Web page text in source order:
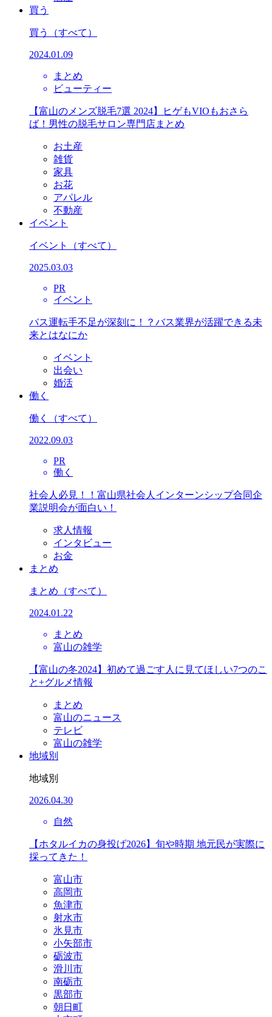
買う
買う （すべて）
2024.01.09
まとめ
ビューティー
【富山のメンズ脱毛7選 2024】ヒゲもVIOもおさら
ば！男性の脱毛サロン専門店まとめ
お土産
雑貨
家具
お花
アパレル
不動産
イベント
イベント （すべて）
2025.03.03
PR
イベント
バス運転手不足が深刻に！？バス業界が活躍できる未
来とはなにか
イベント
出会い
婚活
働く
働く （すべて）
2022.09.03
PR
働く
社会人必見！！富山県社会人インターンシップ合同企
業説明会が面白い！
求人情報
インタビュー
お金
まとめ
まとめ （すべて）
2024.01.22
まとめ
富山の雑学
【富山の冬2024】初めて過ごす人に見てほしい7つのこ
と+グルメ情報
まとめ
富山のニュース
テレビ
富山の雑学
地域別
地域別
2026.04.30
自然
【ホタルイカの身投げ2026】旬や時期 地元民が実際に
採ってきた！
富山市
高岡市
魚津市
射水市
氷見市
小矢部市
砺波市
滑川市
南砺市
黒部市
朝日町